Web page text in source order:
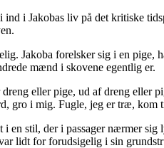
ind i Jakobas liv på det kritiske
Jakoba forelsker sig i en pige,
mænd i skovene egentlig er.
eller pige, ud af dreng eller
gro i mig. Fugle, jeg er træ, kom
en stil, der i passager nærmer
lidt for forudsigelig i sin